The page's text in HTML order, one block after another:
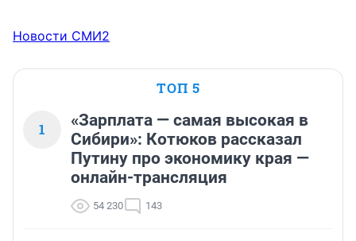
Новости СМИ2
ТОП 5
1
«Зарплата — самая высокая в
Сибири»: Котюков рассказал
Путину про экономику края —
онлайн-трансляция
54 230 143